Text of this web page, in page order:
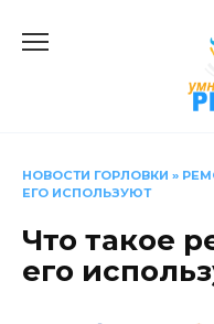
НОВОСТИ ГОРЛОВКИ »
ЕГО ИСПОЛЬЗУЮТ
Что такое
его